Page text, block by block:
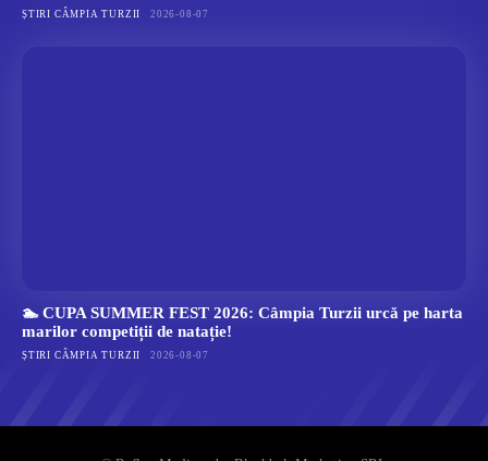
ȘTIRI CÂMPIA TURZII 2026-08-07
🏊 CUPA SUMMER FEST 2026: Câmpia Turzii urcă pe harta
marilor competiții de natație!
ȘTIRI CÂMPIA TURZII 2026-08-07